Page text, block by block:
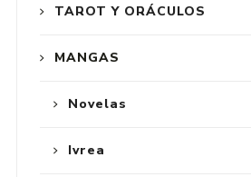
TAROT Y ORÁCULOS
MANGAS
Novelas
Ivrea